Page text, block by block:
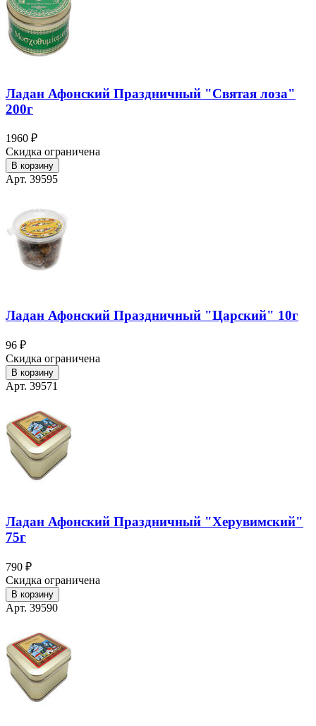
Ладан Афонский Праздничный "Святая лоза"
200г
1960 ₽
Скидка ограничена
В корзину
Арт. 39595
Ладан Афонский Праздничный "Царский" 10г
96 ₽
Скидка ограничена
В корзину
Арт. 39571
Ладан Афонский Праздничный "Херувимский"
75г
790 ₽
Скидка ограничена
В корзину
Арт. 39590